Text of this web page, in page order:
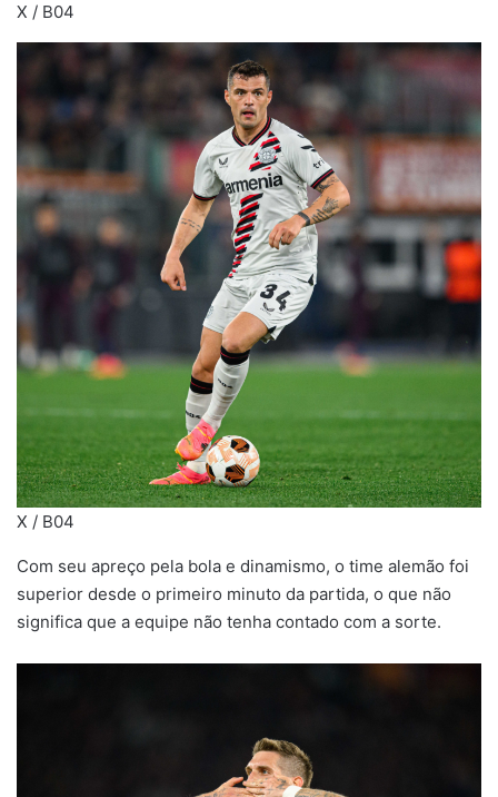
X / B04
X / B04
Com seu apreço pela bola e dinamismo, o time alemão foi
superior desde o primeiro minuto da partida, o que não
significa que a equipe não tenha contado com a sorte.